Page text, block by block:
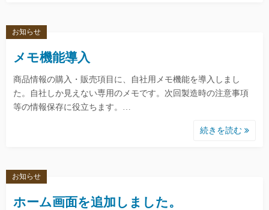
メモ機能導入
商品情報の購入・販売項目に、自社用メモ機能を導入しまし
た。自社しか見えない専用のメモです。次回製造時の注意事項
等の情報保存に役立ちます。…
続きを読む
お知らせ
ホーム画面を追加しました。
お知らせ